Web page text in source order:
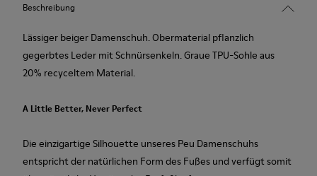
Beschreibung
Lässiger beiger Damenschuh. Obermaterial pflanzlich
gegerbtes Leder mit Schnürsenkeln. Graue TPU-Sohle aus
20% recyceltem Material.
A Little Better, Never Perfect
Die einzigartige Silhouette unseres Peu Damenschuhs
entspricht der natürlichen Form des Fußes und verfügt somit